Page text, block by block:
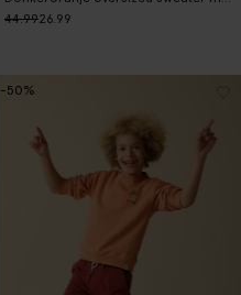
44.9926.99
-50%